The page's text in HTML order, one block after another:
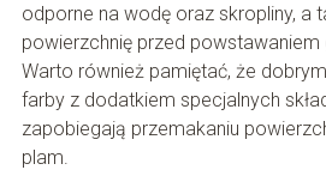
odporne na wodę oraz skropliny, a
powierzchnię przed powstawaniem
Warto również pamiętać, że
farby z dodatkiem specjalnych
zapobiegają przemakaniu
plam.